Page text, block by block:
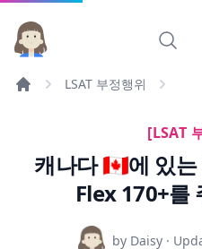
LSAT 부정행위
[LSAT
캐나다 🇨🇦에 있는
Flex 170+를
by Daisy ·